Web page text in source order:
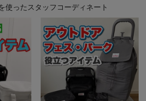
使ったスタッフコーディネート